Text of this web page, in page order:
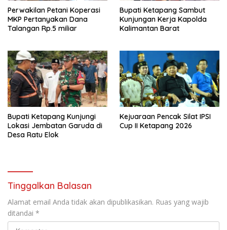
Perwakilan Petani Koperasi
MKP Pertanyakan Dana
Talangan Rp.5 miliar
Bupati Ketapang Sambut
Kunjungan Kerja Kapolda
Kalimantan Barat
Bupati Ketapang Kunjungi
Lokasi Jembatan Garuda di
Desa Ratu Elok
Kejuaraan Pencak Silat IPSI
Cup II Ketapang 2026
Tinggalkan Balasan
Alamat email Anda tidak akan dipublikasikan. Ruas yang wajib
ditandai *